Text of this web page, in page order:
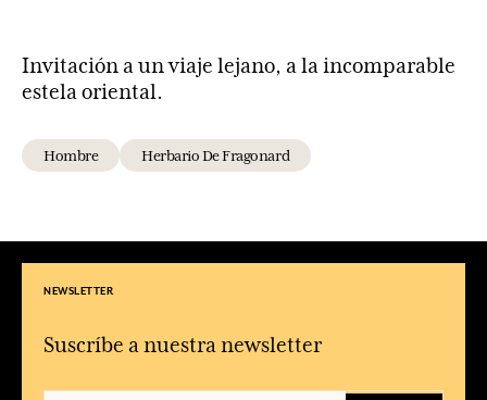
Invitación a un viaje lejano, a la incomparable
estela oriental.
Hombre Herbario De Fragonard
NEWSLETTER
Suscríbe a nuestra newsletter